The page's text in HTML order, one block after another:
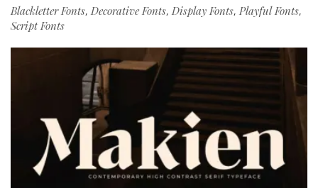
Blackletter Fonts, Decorative Fonts, Display Fonts, Playful Fonts,
Script Fonts